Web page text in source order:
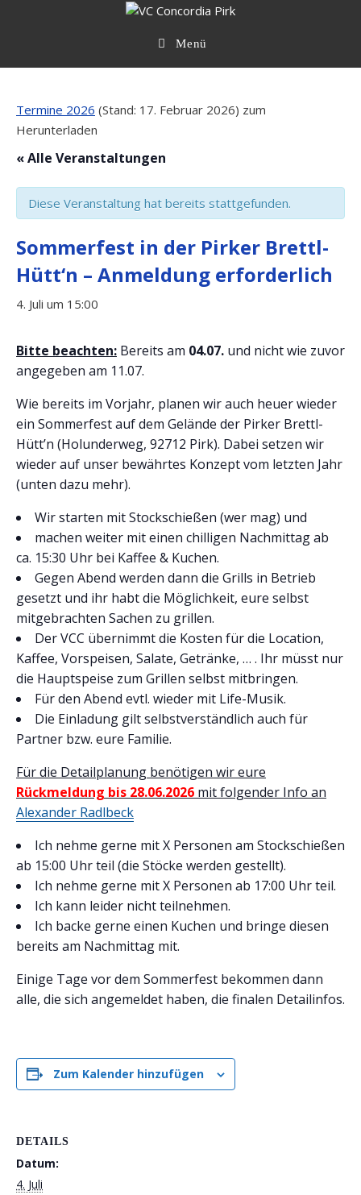
Menü
Termine 2026 (Stand: 17. Februar 2026) zum
Herunterladen
« Alle Veranstaltungen
Diese Veranstaltung hat bereits stattgefunden.
Sommerfest in der Pirker Brettl-
Hütt‘n – Anmeldung erforderlich
4. Juli um 15:00
Bitte beachten: Bereits am 04.07. und nicht wie zuvor
angegeben am 11.07.
Wie bereits im Vorjahr, planen wir auch heuer wieder
ein Sommerfest auf dem Gelände der Pirker Brettl-
Hütt’n (Holunderweg, 92712 Pirk). Dabei setzen wir
wieder auf unser bewährtes Konzept vom letzten Jahr
(unten dazu mehr).
Wir starten mit Stockschießen (wer mag) und
machen weiter mit einen chilligen Nachmittag ab
ca. 15:30 Uhr bei Kaffee & Kuchen.
Gegen Abend werden dann die Grills in Betrieb
gesetzt und ihr habt die Möglichkeit, eure selbst
mitgebrachten Sachen zu grillen.
Der VCC übernimmt die Kosten für die Location,
Kaffee, Vorspeisen, Salate, Getränke, … . Ihr müsst nur
die Hauptspeise zum Grillen selbst mitbringen.
Für den Abend evtl. wieder mit Life-Musik.
Die Einladung gilt selbstverständlich auch für
Partner bzw. eure Familie.
Für die Detailplanung benötigen wir eure
Rückmeldung bis 28.06.2026 mit folgender Info an
Alexander Radlbeck
Ich nehme gerne mit X Personen am Stockschießen
ab 15:00 Uhr teil (die Stöcke werden gestellt).
Ich nehme gerne mit X Personen ab 17:00 Uhr teil.
Ich kann leider nicht teilnehmen.
Ich backe gerne einen Kuchen und bringe diesen
bereits am Nachmittag mit.
Einige Tage vor dem Sommerfest bekommen dann
alle, die sich angemeldet haben, die finalen Detailinfos.
Zum Kalender hinzufügen
DETAILS
Datum:
4. Juli